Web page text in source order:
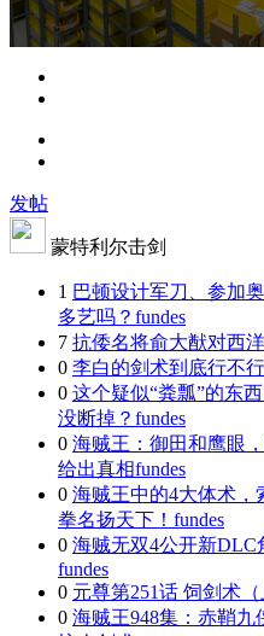
发帖
蒙特利尔击剑
1 巴顿设计军刀、参加
多艺吗？ fundes
7 抗倭名将俞大猷对西
0 李白的剑术到底行不
0 这个疑似“粪瓢”的东
没断掉？ fundes
0 海贼王：御田和鹰眼
给出真相fundes
0 海贼王中的4大体术，
拳名扬天下！ fundes
0 海贼无双4公开新DLC
fundes
0 元尊第251话 饲剑术（
0 海贼王948集：赤鞘